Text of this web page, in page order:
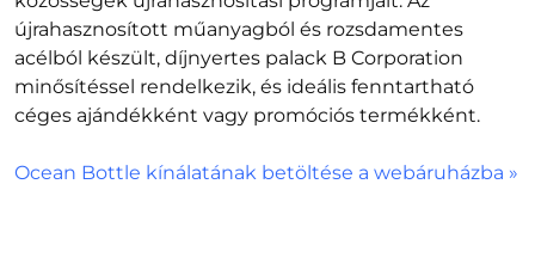
újrahasznosított műanyagból és rozsdamentes
acélból készült, díjnyertes palack B Corporation
minősítéssel rendelkezik, és ideális fenntartható
céges ajándékként vagy promóciós termékként.
Ocean Bottle kínálatának betöltése a webáruházba »